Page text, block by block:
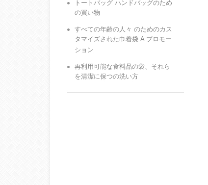
トートバッグ ハンドバッグのため
の買い物
すべての年齢の人々 のためのカス
タマイズされた巾着袋 A プロモー
ション
再利用可能な食料品の袋、それら
を清潔に保つの洗い方